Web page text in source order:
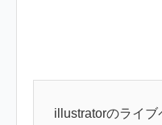
illustratorのライ